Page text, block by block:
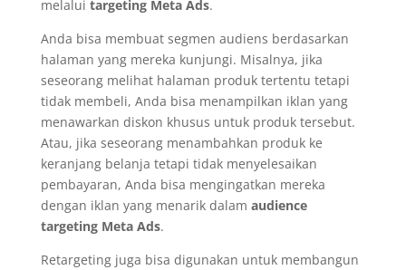
melalui targeting Meta Ads.
Anda bisa membuat segmen audiens berdasarkan
halaman yang mereka kunjungi. Misalnya, jika
seseorang melihat halaman produk tertentu tetapi
tidak membeli, Anda bisa menampilkan iklan yang
menawarkan diskon khusus untuk produk tersebut.
Atau, jika seseorang menambahkan produk ke
keranjang belanja tetapi tidak menyelesaikan
pembayaran, Anda bisa mengingatkan mereka
dengan iklan yang menarik dalam audience
targeting Meta Ads.
Retargeting juga bisa digunakan untuk membangun